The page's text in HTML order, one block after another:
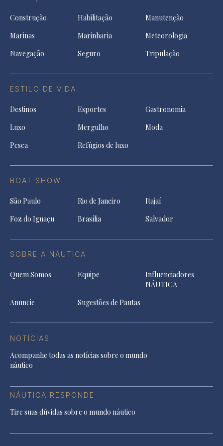
Construção Habilitação
Manutenção
Marinas
Marinharia
Meteorologia
Navegação
Seguro Tripulação
ESTILO DE VIDA
Destinos Esportes
Gastronomia
Luxo
Mergulho
Moda
Pesca
Refúgios de luxo
BOAT SHOW
São Paulo Rio de Janeiro
Itajaí
Foz do Iguaçu
Brasília Salvador
SOBRE A NÁUTICA
Quem Somos Equipe
Influenciadores
NÁUTICA
Anuncie
Sugestões de Pautas
NOTÍCIAS
Acompanhe todas as notícias sobre o mundo
náutico
NÁUTICA RESPONDE
Tire suas dúvidas sobre o mundo náutico